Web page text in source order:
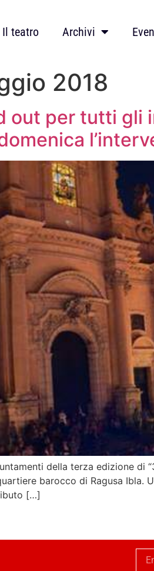
Il teatro Archivi
2018
out per tutti gli
della terza edizione di
barocco di Ragusa Ibla.
[…]